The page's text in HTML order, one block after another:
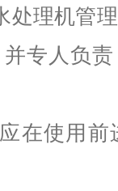
理机管理
专人负
使用前